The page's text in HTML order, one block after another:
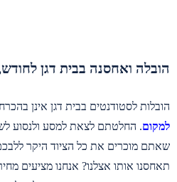
הובלה ואחסנה בבית דגן
הובלות לסטודנטים בבית דגן אינן בהכרח
למקום. החלטתם לצאת למסע ולנסוע
שאתם מוכרים את כל הציוד היקר
תאחסנו אותו אצלנו? אנחנו מציעים